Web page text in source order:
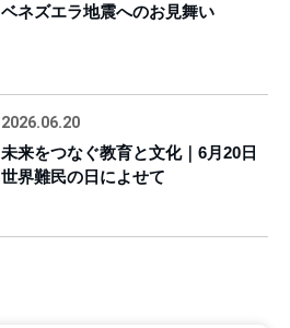
ベネズエラ地震へのお見舞い
2026.06.20
未来をつなぐ教育と文化｜6月20日
世界難民の日によせて